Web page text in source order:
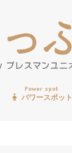
Power spot
パワースポット